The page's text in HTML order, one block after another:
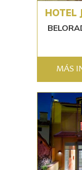
HOTEL
MÁS